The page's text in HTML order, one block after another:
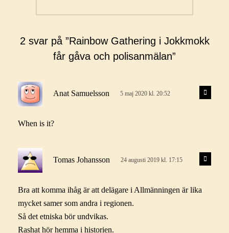
2 svar på ”Rainbow Gathering i Jokkmokk
får gåva och polisanmälan”
Anat Samuelsson 5 maj 2020 kl. 20:52
When is it?
v
Tomas Johansson
i
v
24 augusti 2019 kl. 17:15
Bra att komma ihåg är att delägare i Allmänningen är lika
mycket samer som andra i regionen.
Så det etniska bör undvikas.
Rashat hör hemma i historien.
v